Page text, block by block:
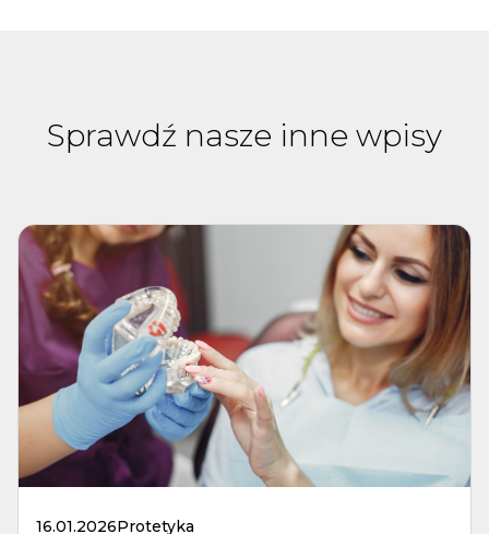
Sprawdź nasze inne wpisy
16.01.2026Protetyka